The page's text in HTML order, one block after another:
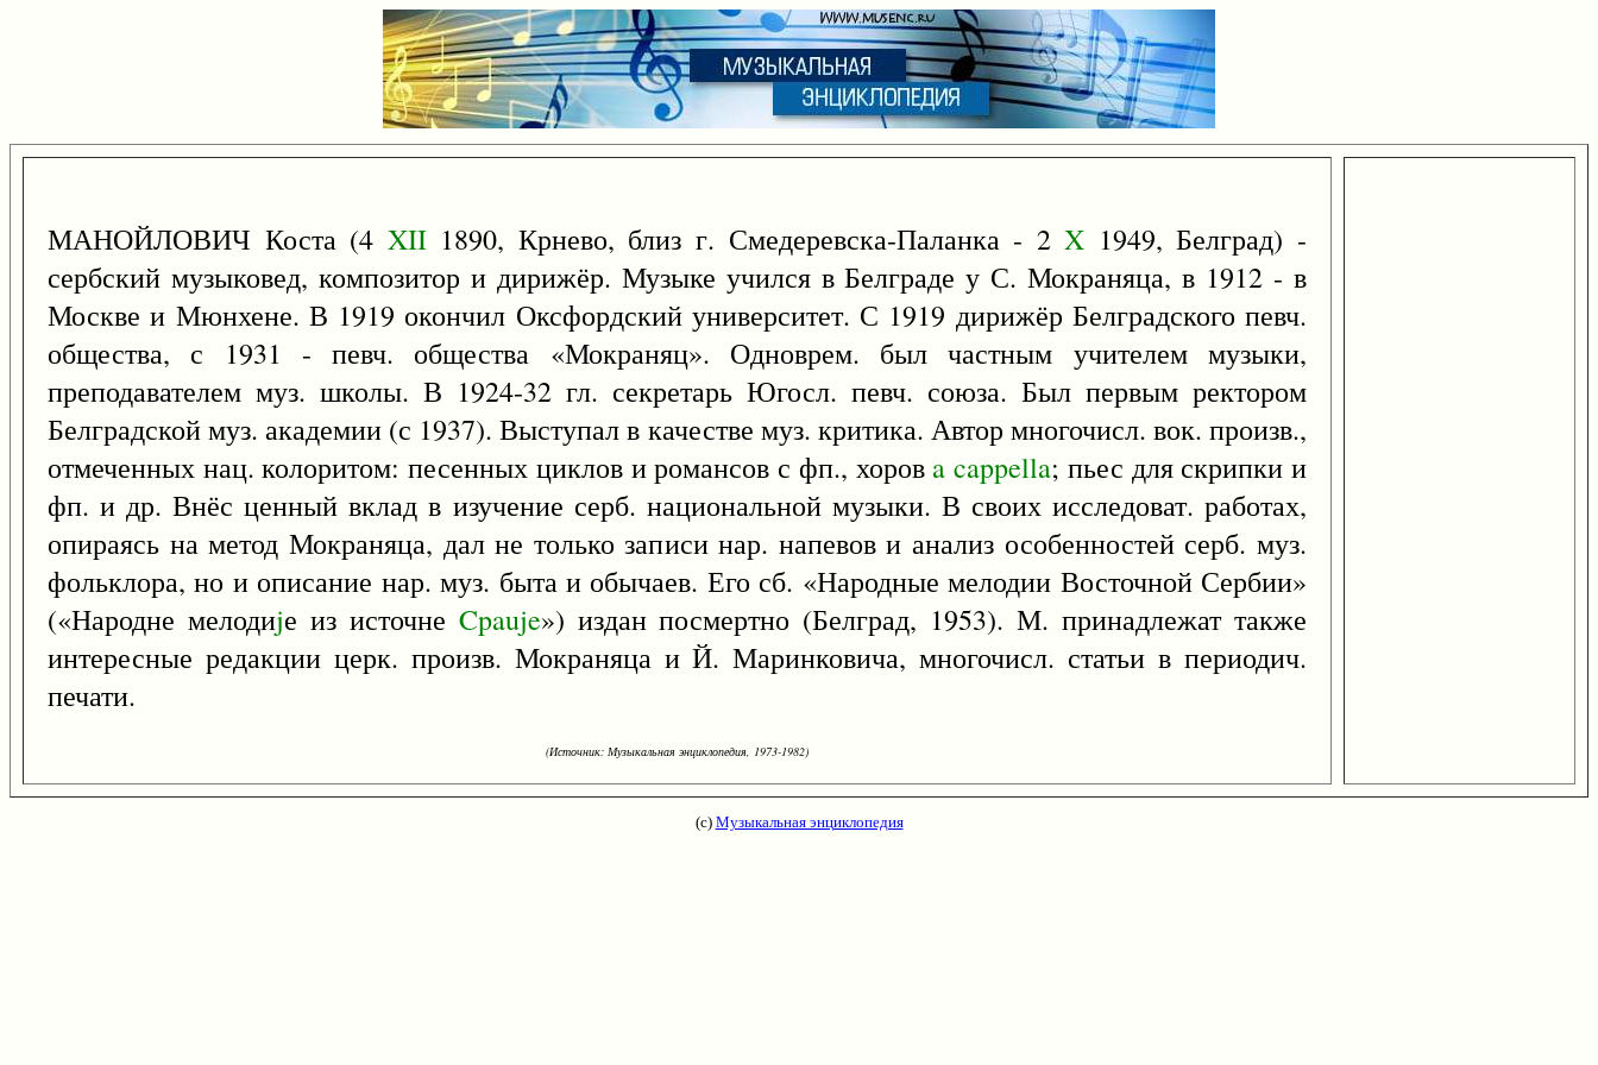
МАНОЙЛОВИЧ Коста (4 XII1890, Крнево, близ г. Смедеревска-Паланка - 2X 1949, Белград) -
сербский музыковед, композитор и дирижёр. Музыке учился в Белграде у С. Мокраняца, в 1912 - в
Москве и Мюнхене. В 1919 окончил Оксфордский университет. С 1919 дирижёр Белградского певч.
общества, с 1931 - певч. общества «Мокраняц». Одноврем. был частным учителем музыки,
преподавателем муз. школы. В 1924-32 гл. секретарь Югосл. певч. союза. Был первым ректором
Белградской муз. академии (с 1937). Выступал в качестве муз. критика. Автор многочисл. вок. произв.,
отмеченных нац. колоритом: песенных циклов и романсов с фп., хоров a cappella; пьес для скрипки и
фп. и др. Внёс ценный вклад в изучение серб. национальной музыки. В своих исследоват. работах,
опираясь на метод Мокраняца, дал не только записи нар. напевов и анализ особенностей серб. муз.
фольклора, но и описание нар. муз. быта и обычаев. Его сб. «Народные мелодии Восточной Сербии»
(«Народне мелодиjе из источне Cpauje») издан посмертно (Белград, 1953). М. принадлежат также
интересные редакции церк. произв. Мокраняца и Й. Маринковича, многочисл. статьи в периодич.
печати.
(Источник: Музыкальная энциклопедия, 1973-1982)
(с) Музыкальная энциклопедия